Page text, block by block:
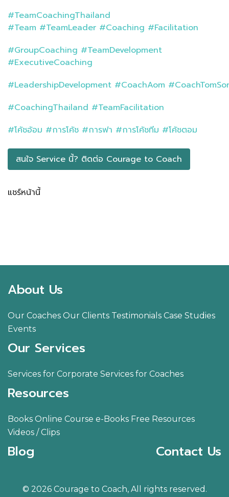
#TeamCoachingThailand
#Team #TeamLeader #Coaching #Facilitation
#GroupCoaching #TeamDevelopment
#ExecutiveCoaching
#LeadershipDevelopment #CoachAom
#CoachingThailand #TeamFacilitation
#โค้ชอ้อม #การโค้ช #การฟา #การโค้ชทีม #โค้ชตอม
สนใจ Service นี้? ติดต่อ​ Courage to Coach
แชร์หน้านี้
About Us
Our Coaches Our Clients Testimonials Case Studies
Events
Our Services
Services for Corporate Services for Coaches
Resources
Books Online Course e-Books Free Resources
Videos / Clips
Blog Contact Us
© 2026 Courage to Coach, All rights reserved.